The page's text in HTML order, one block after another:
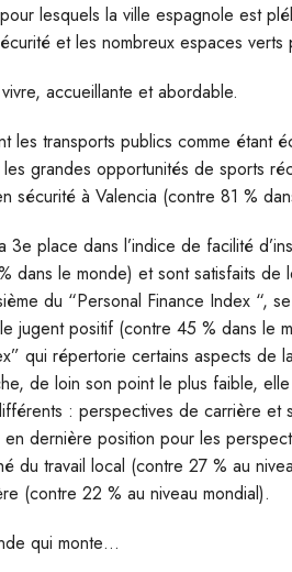
lesquels la ville espagnole est
et les nombreux espaces
accueillante et abordable.
les transports publics comme étant
grandes opportunités de sports
sécurité à Valencia (contre 81 %
place dans l’indice de facilité
dans le monde) et sont satisfaits
du “Personal Finance Index “,
jugent positif (contre 45 % dans le
qui répertorie certains aspects de
de loin son point le plus faible,
: perspectives de carrière et
en dernière position pour les
du travail local (contre 27 % au
(contre 22 % au niveau mondial).
qui monte…